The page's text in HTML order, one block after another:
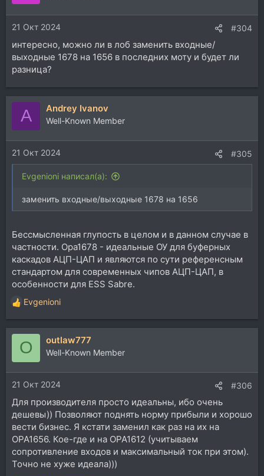
21 Окт 2024 #304
интересно, можно ли в лоб заменить входные/
выходные 1678 на 1656 в последних моту и будет ли
разница?
A Andrey Ivanov
Well-Known Member
21 Окт 2024 #305
Evgenioni написал(а):
заменить входные/выходные 1678 на 1656
Бессмысленная глупость в целом и в данном случае в
частности. Opa1678 - идеальные ОУ для буферных
каскадов АЦП-ЦАП и являются по сути референсным
стандартом для современных чипов АЦП-ЦАП, в
особенности для ESS Sabre.
Р
е
а
и
и
:
Evgenioni
O outlaw777
Well-Known Member
21 Окт 2024 #306
Для производителя просто идеальны, ибо очень
дешевы)) Позволяют поднять норму прибыли и хорошо
вести бизнес. Я кстати заменил как раз на их на
OPA1656. Кое-где и на OPA1612 (учитываем
сопротивление входов и максимальный ток при этом).
Точно не хуже идеала)))